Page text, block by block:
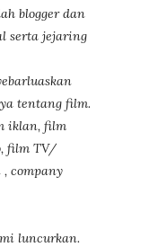
blogger dan
serta jejaring
tentang film.
iklan, film
film TV/
company
luncurkan.